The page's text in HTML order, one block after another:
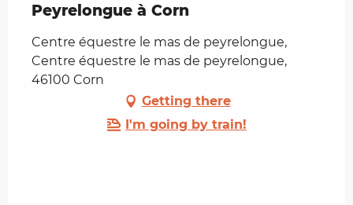
Peyrelongue à Corn
Centre équestre le mas de peyrelongue,
Centre équestre le mas de peyrelongue,
46100 Corn
Getting there
I'm going by train!